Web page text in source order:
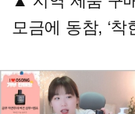
모금에 동참, ‘착